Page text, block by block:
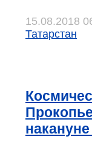
15.08.2018
Татарстан